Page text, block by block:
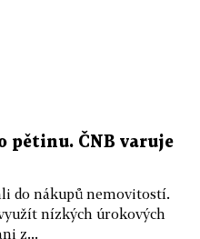
pětinu. ČNB varuje
do nákupů nemovitostí.
nízkých úrokových
z...